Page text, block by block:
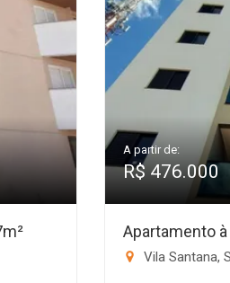
A partir de:
R$ 476.000
Apartamento
Vila Santana,